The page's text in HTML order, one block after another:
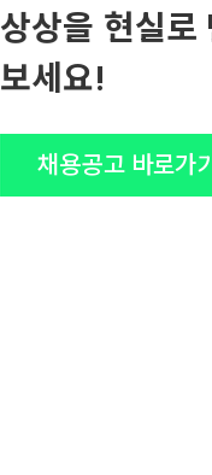
상상을 현실로
보세요!
채용공고 바로가기